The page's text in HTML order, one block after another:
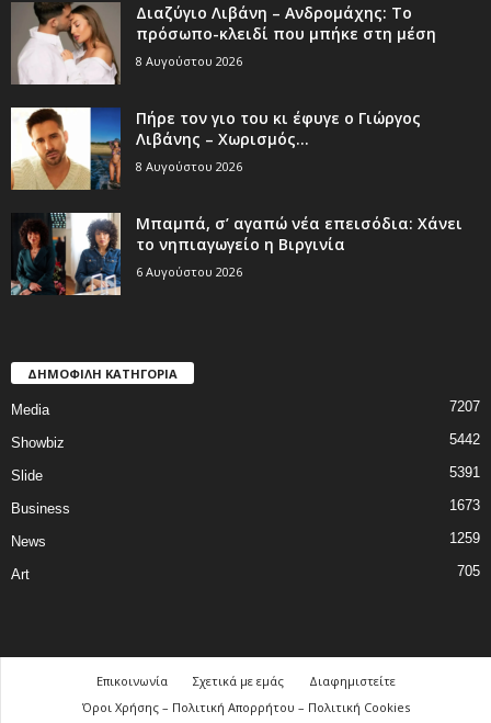
Διαζύγιο Λιβάνη – Ανδρομάχης: Το
πρόσωπο-κλειδί που μπήκε στη μέση
8 Αυγούστου 2026
Πήρε τον γιο του κι έφυγε ο Γιώργος
Λιβάνης – Χωρισμός...
8 Αυγούστου 2026
Μπαμπά, σ’ αγαπώ νέα επεισόδια: Χάνει
το νηπιαγωγείο η Βιργινία
6 Αυγούστου 2026
ΔΗΜΟΦΙΛΗ ΚΑΤΗΓΟΡΙΑ
Media 7207
Showbiz 5442
Slide 5391
Business 1673
News 1259
Art 705
Επικοινωνία Σχετικά με εμάς
Διαφημιστείτε
Όροι Χρήσης – Πολιτική Απορρήτου – Πολιτική Cookies